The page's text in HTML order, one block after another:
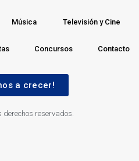
Música Televisión y Cine
Concursos Contacto
a crecer!
derechos reservados.